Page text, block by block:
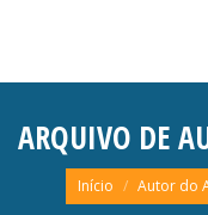
ARQUIVO DE
Você está aqui:
Início Autor do